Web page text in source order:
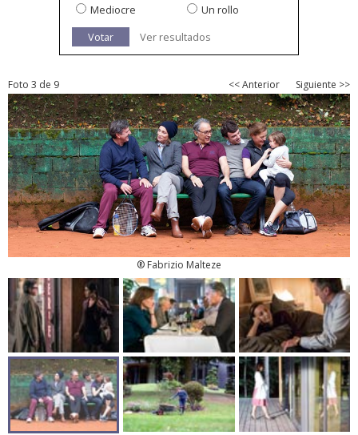
Mediocre
Un rollo
Votar
Ver resultados
Foto 3 de 9 << Anterior Siguiente >>
® Fabrizio Malteze